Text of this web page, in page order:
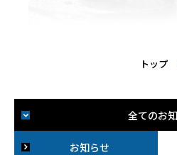
トップ
全てのお
お知らせ